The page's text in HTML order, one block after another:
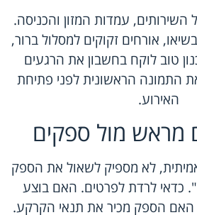
השירותים, עמדות המזון והכניסה.
אורחים זקוקים למסלול ברור,
טוב לוקח בחשבון את הרגעים
התמונה הראשונית לפני פתיחת
האירוע.
מראש מול ספקים
לא מספיק לשאול את הספק
כדאי לרדת לפרטים. האם בוצע
האם הספק מכיר את תנאי הקרקע.